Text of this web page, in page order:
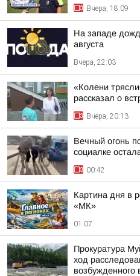
Вчера, 18:09
На западе
августа
Вчера, 22:03
«Колени
рассказал о
Вчера, 20:13
Вечный огонь
социалке
00:42
Картина дня в
«МК»
01:07
Прокуратура
ход
возбужденного